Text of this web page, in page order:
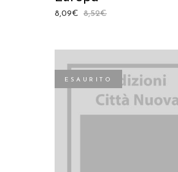
8,52€
8,09€
ESAURITO